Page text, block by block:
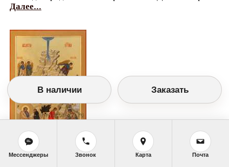
Далее...
Православный календарь
В наличии Заказать
Мессенджеры Звонок Карта Почта